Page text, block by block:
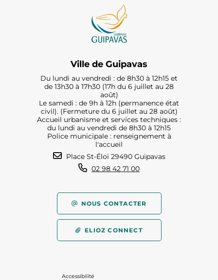
Ville de Guipavas
Du lundi au vendredi : de 8h30 à 12h15 et
de 13h30 à 17h30 (17h du 6 juillet au 28
août)
Le samedi : de 9h à 12h (permanence état
civil). (Fermeture du 6 juillet au 28 août)
Accueil urbanisme et services techniques :
du lundi au vendredi de 8h30 à 12h15
Police municipale : renseignement à
l'accueil
Place St-Éloi 29490 Guipavas
02 98 42 71 00
NOUS CONTACTER
ELIOZ CONNECT
Accessibilité